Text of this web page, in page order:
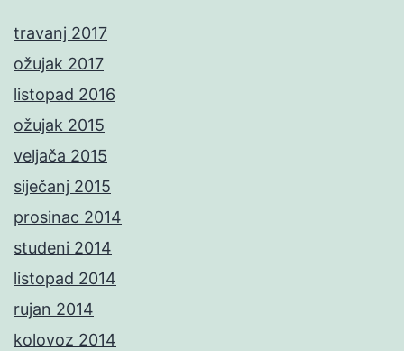
travanj 2017
ožujak 2017
listopad 2016
ožujak 2015
veljača 2015
siječanj 2015
prosinac 2014
studeni 2014
listopad 2014
rujan 2014
kolovoz 2014